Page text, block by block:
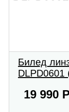
Билед
DLPD0601
19 990